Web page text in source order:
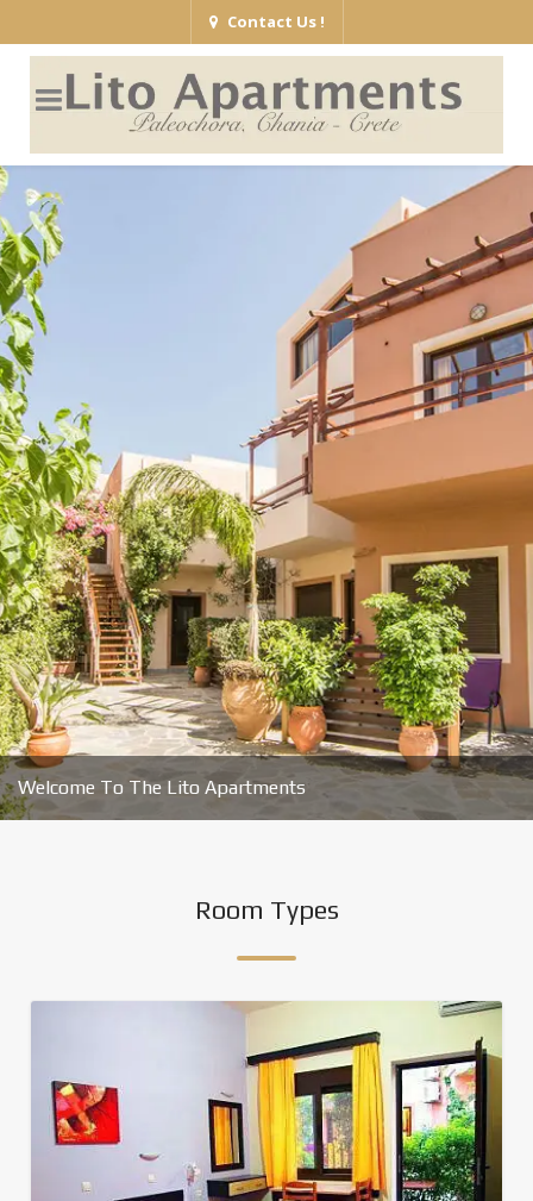
Contact Us !
Welcome To The Lito Apartments
Room Types